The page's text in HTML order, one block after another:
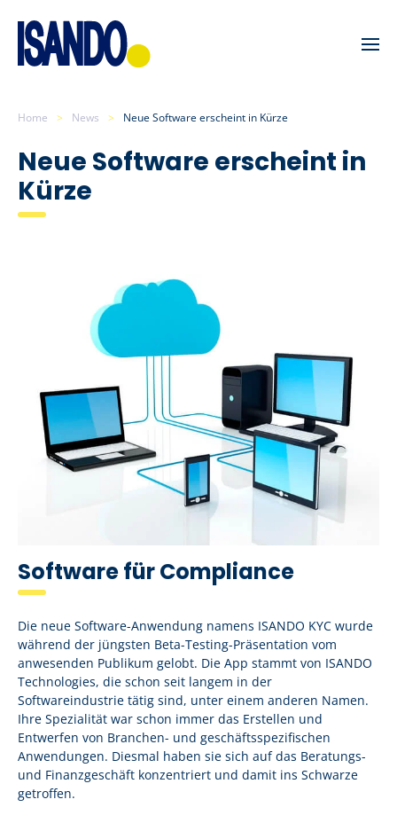
Skip to main content
Home News Neue Software erscheint in Kürze
Neue Software erscheint in
Kürze
Software für Compliance
Die neue Software-Anwendung namens ISANDO KYC wurde
während der jüngsten Beta-Testing-Präsentation vom
anwesenden Publikum gelobt. Die App stammt von ISANDO
Technologies, die schon seit langem in der
Softwareindustrie tätig sind, unter einem anderen Namen.
Ihre Spezialität war schon immer das Erstellen und
Entwerfen von Branchen- und geschäftsspezifischen
Anwendungen. Diesmal haben sie sich auf das Beratungs-
und Finanzgeschäft konzentriert und damit ins Schwarze
getroffen.